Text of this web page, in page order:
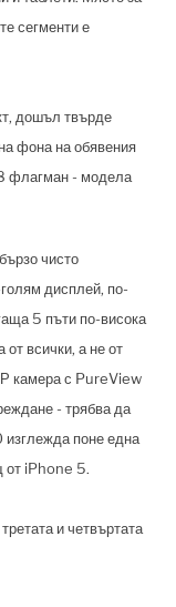
сегменти е
дошъл твърде
фона на обявения
флагман - модела
чисто
дисплей, по-
5 пъти по-висока
всички, а не от
камера с PureView
- трябва да
изглежда поне една
от iPhone 5.
и четвъртата